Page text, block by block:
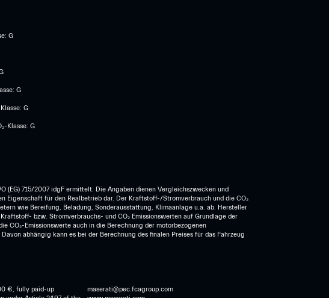
G​
G
G
Klasse: G
(EG) 715/2007 idgF ermittelt. Die Angaben dienen Vergleichszwecken und
Eigenschaft für den Realbetrieb dar. Der Kraftstoff-/Stromverbrauch und die CO₂
wie Bereifung, Beladung, Sonderausstattung, Klimaanlage u.a. ab. Hersteller
bzw. Stromverbrauchs- und CO₂ Emissionswerten auf Grundlage der
CO₂-Emissionswerte auch in die Berechnung der motorbezogenen
abhängig kann es bei der Berechnung des finalen Preises für das Fahrzeug
€, fully paid-up
maserati@pec.fcagroup.com